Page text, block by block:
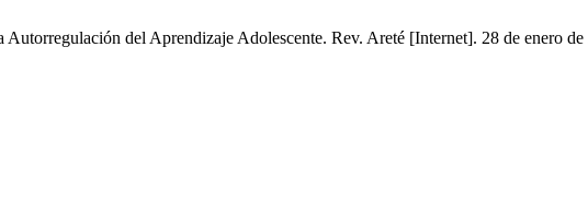
del Aprendizaje Adolescente. Rev. Areté [Internet]. 28 de enero